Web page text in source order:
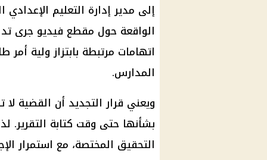
إلى مدير إدارة التعليم الإعدادي
الواقعة حول مقطع فيديو جرى
اتهامات مرتبطة بابتزازولية أمر
المدارس.
ويعني قرار التجديد أن القضية
بشأنها حتى وقت كتابة
التحقيق المختصة، مع استمرار